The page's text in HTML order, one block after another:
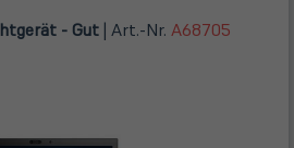
- Gut | Art.-Nr. A68705